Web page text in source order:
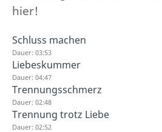
hier!
Schluss machen
Dauer: 03:53
Liebeskummer
Dauer: 04:47
Trennungsschmerz
Dauer: 02:48
Trennung trotz Liebe
Dauer: 02:52